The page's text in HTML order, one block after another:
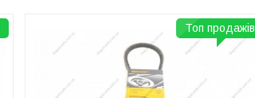
Топ продажів